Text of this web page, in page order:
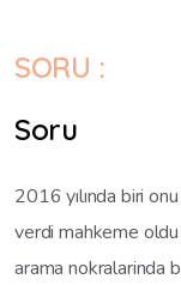
SORU :
Soru
2016 yılında biri
verdi mahkeme
arama nokralarinda